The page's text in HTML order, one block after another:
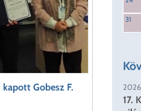
Gobesz F.
31
17.